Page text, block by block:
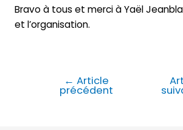
Bravo à tous et merci à Yaël
et l’organisation.
← Article
précédent